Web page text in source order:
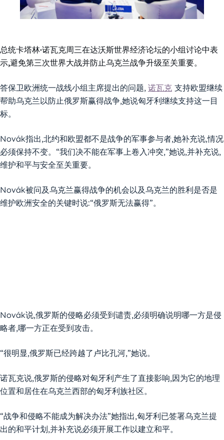
总统卡塔林·诺瓦克周三在达沃斯世界经济论坛的小组讨论中表
示,避免第三次世界大战并防止乌克兰战争升级至关重要。
答保卫欧洲统一战线小组主席提出的问题, 诺瓦克 支持欧盟继续
帮助乌克兰以防止俄罗斯赢得战争,她说匈牙利继续支持这一目
标。
Novák指出,北约和欧盟都不是战争的军事参与者,她补充说,情况
必须保持不变。“我们决不能在军事上卷入冲突,”她说,并补充说,
维护和平与安全至关重要。
Novák被问及乌克兰赢得战争的机会以及乌克兰的胜利是否是
维护欧洲安全的关键时说:“俄罗斯无法赢得”。
Novák说,俄罗斯的侵略必须受到谴责,必须明确说明哪一方是侵
略者,哪一方正在受到攻击。
“很明显,俄罗斯已经跨越了卢比孔河,”她说。
诺瓦克说,俄罗斯的侵略对匈牙利产生了直接影响,因为它的地理
位置和居住在乌克兰西部的匈牙利族社区。
“战争和侵略不能成为解决办法”她指出,匈牙利已签署乌克兰提
出的和平计划,并补充说必须开展工作以建立和平。